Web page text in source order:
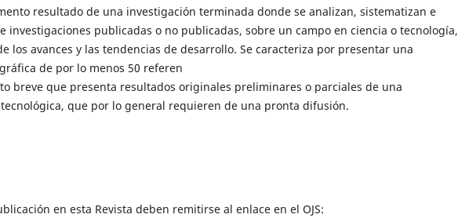
resultado de una investigación terminada donde se analizan, sistematizan e
investigaciones publicadas o no publicadas, sobre un campo en ciencia o tecnología,
los avances y las tendencias de desarrollo. Se caracteriza por presentar una
de por lo menos 50 referen
breve que presenta resultados originales preliminares o parciales de una
que por lo general requieren de una pronta difusión.
en esta Revista deben remitirse al enlace en el OJS: